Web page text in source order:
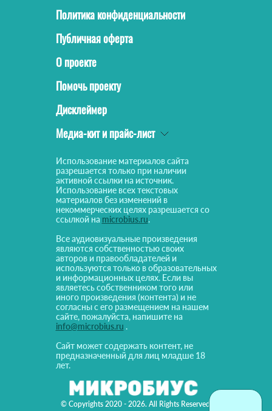
© Copyrights 2020 - 2026. All Rights Reserved!
Политика конфиденциальности
Публичная оферта
О проекте
Помочь проекту
Дисклеймер
Медиа-кит и прайс-лист
Использование материалов сайта
разрешается только при наличии
активной ссылки на источник.
Использование всех текстовых
материалов без изменений в
некоммерческих целях разрешается со
ссылкой на microbius.ru.
Все аудиовизуальные произведения
являются собственностью своих
авторов и правообладателей и
используются только в образовательных
и информационных целях. Если вы
являетесь собственником того или
иного произведения (контента) и не
согласны с его размещением на нашем
сайте, пожалуйста, напишите на
info@microbius.ru .
Сайт может содержать контент, не
предназначенный для лиц младше 18
лет.